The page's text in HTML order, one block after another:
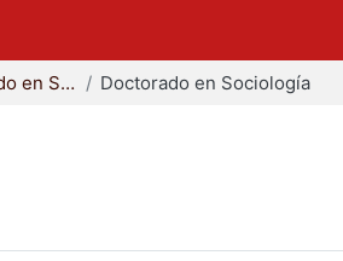
Maestría y Doctorado en Sociología Doctorado en Sociología